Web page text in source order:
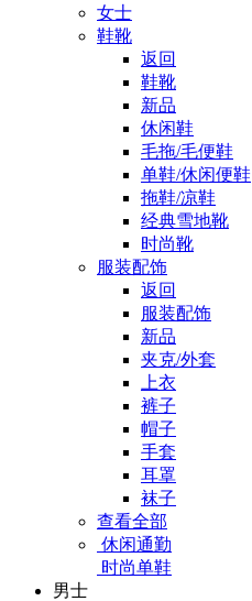
女士
鞋靴
返回
鞋靴
新品
休闲鞋
毛拖/毛便鞋
单鞋/休闲便鞋
拖鞋/凉鞋
经典雪地靴
时尚靴
服装配饰
返回
服装配饰
新品
夹克/外套
上衣
裤子
帽子
手套
耳罩
袜子
查看全部
休闲通勤
时尚单鞋
男士